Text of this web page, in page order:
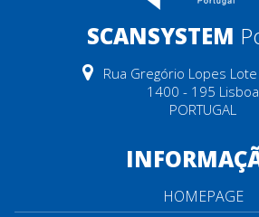
SCANSYSTEM
Rua Gregório Lopes
1400 - 195 Lisboa
PORTUGAL
HOMEPAGE